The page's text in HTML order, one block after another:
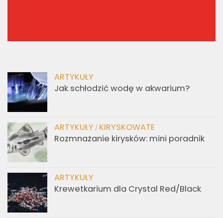
ARTYKUŁY
Jak schłodzić wodę w akwarium?
ARTYKUŁY / KIRYSKOWATE
Rozmnażanie kirysków: mini poradnik
ARTYKUŁY
Krewetkarium dla Crystal Red/Black